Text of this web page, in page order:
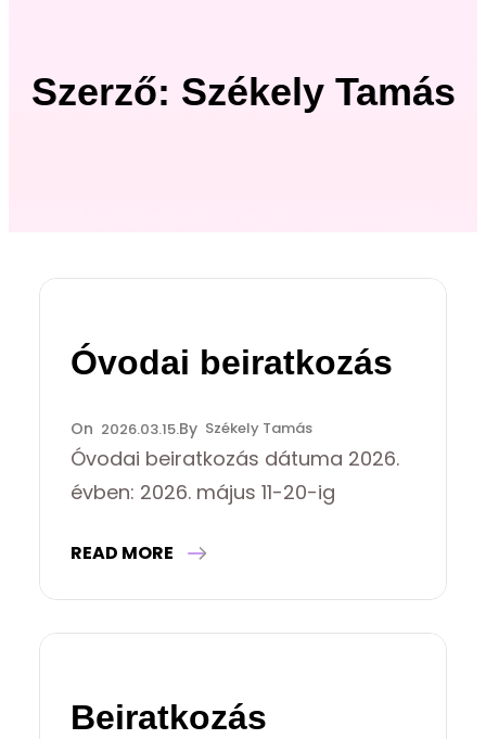
Szerző: Székely Tamás
Óvodai beiratkozás
2026.03.15. Székely Tamás
Óvodai beiratkozás dátuma 2026.
évben: 2026. május 11-20-ig
READ MORE
Beiratkozás